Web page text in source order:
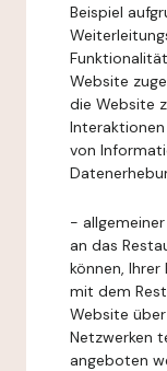
Beispiel
Website
die Website
von
-
an das
können, Ihrer
mit dem
Website
Netzwerken
angeboten